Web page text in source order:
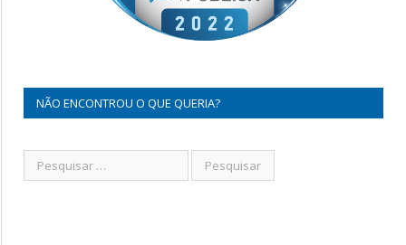
NÃO ENCONTROU O QUE QUERIA?